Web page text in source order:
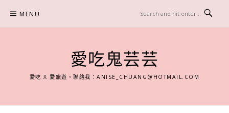
content
MENU
愛吃鬼芸芸
愛吃 X 愛旅遊。聯絡我：ANISE_CHUANG@HOTMAIL.COM